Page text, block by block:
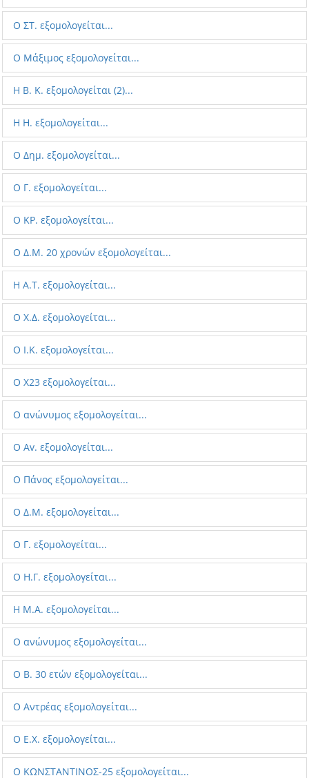
Ο ΣΤ. εξομολογείται...
Ο Μάξιμος εξομολογείται...
Η Β. Κ. εξομολογείται (2)...
H H. εξομολογείται...
Ο Δημ. εξομολογείται...
Ο Γ. εξομολογείται...
Ο ΚΡ. εξομολογείται...
Ο Δ.Μ. 20 χρονών εξομολογείται...
H Α.Τ. εξομολογείται...
Ο Χ.Δ. εξομολογείται...
Ο Ι.Κ. εξομολογείται...
Ο X23 εξομολογείται...
Ο ανώνυμος εξομολογείται...
Ο Av. εξομολογείται...
Ο Πάνος εξομολογείται...
Ο Δ.Μ. εξομολογείται...
Ο Γ. εξομολογείται...
Ο Η.Γ. εξομολογείται...
Η M.A. εξομολογείται...
Ο ανώνυμος εξομολογείται...
Ο B. 30 ετών εξομολογείται...
Ο Aντρέας εξομολογείται...
Ο E.X. εξομολογείται...
Ο ΚΩΝΣΤΑΝΤΙΝΟΣ-25 εξομολογείται...